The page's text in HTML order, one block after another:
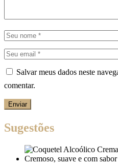
Salvar meus dados neste
comentar.
Enviar
Sugestões